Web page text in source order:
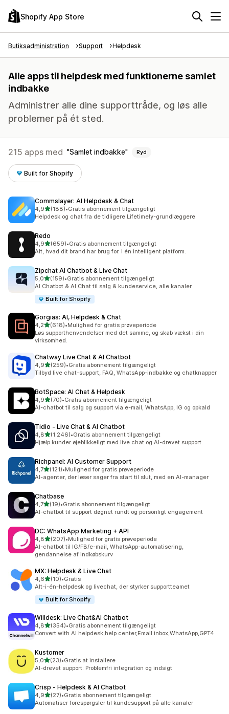
Shopify App Store
Butiksadministration Support Helpdesk
Alle apps til helpdesk med funktionerne samlet
indbakke
Administrer alle dine supporttråde, og løs alle
problemer på ét sted.
215 apps med Samlet indbakke Ryd
Built for Shopify
Commslayer: AI Helpdesk & Chat
4,9ud af 5 stjerner
(188)
188 anmeldelser i alt
•Gratis abonnement tilgængeligt
Helpdesk og chat fra de tidligere Lifetimely-grundlæggere
Redo
4,9ud af 5 stjerner
(659)
659 anmeldelser i alt
•Gratis abonnement tilgængeligt
Alt, hvad dit brand har brug for. I én intelligent platform.
Zipchat AI Chatbot & Live Chat
5,0ud af 5 stjerner
(159)
159 anmeldelser i alt
•Gratis abonnement tilgængeligt
AI Chatbot & AI Chat til salg & kundeservice, alle kanaler
Built for Shopify
Gorgias: AI, Helpdesk & Chat
4,2ud af 5 stjerner
(618)
618 anmeldelser i alt
•Mulighed for gratis prøveperiode
Løs supporthenvendelser med det samme, og skab vækst i din
virksomhed.
Chatway Live Chat & AI Chatbot
4,9ud af 5 stjerner
(259)
259 anmeldelser i alt
•Gratis abonnement tilgængeligt
Tilbyd live chat-support, FAQ, WhatsApp-indbakke og chatknapper
BotSpace: AI Chat & Helpdesk
4,9ud af 5 stjerner
(70)
70 anmeldelser i alt
•Gratis abonnement tilgængeligt
AI-chatbot til salg og support via e-mail, WhatsApp, IG og opkald
Tidio ‑ Live Chat & AI Chatbot
4,8ud af 5 stjerner
(1.246)
1246 anmeldelser i alt
•Gratis abonnement tilgængeligt
Hjælp kunder øjeblikkeligt med live chat og AI-drevet support.
Richpanel: AI Customer Support
4,7ud af 5 stjerner
(121)
121 anmeldelser i alt
•Mulighed for gratis prøveperiode
AI-agenter, der løser sager fra start til slut, med en AI-manager
Chatbase
4,7ud af 5 stjerner
(19)
19 anmeldelser i alt
•Gratis abonnement tilgængeligt
AI-chatbot til support døgnet rundt og personligt engagement
DC: WhatsApp Marketing + API
4,8ud af 5 stjerner
(207)
207 anmeldelser i alt
•Mulighed for gratis prøveperiode
AI-chatbot til IG/FB/e-mail, WhatsApp-automatisering,
gendannelse af indkøbskurv
MX: Helpdesk & Live Chat
4,6ud af 5 stjerner
(10)
10 anmeldelser i alt
•Gratis
Alt-i-én-helpdesk og livechat, der styrker supportteamet
Built for Shopify
Willdesk: Live Chat&AI Chatbot
4,8ud af 5 stjerner
(354)
354 anmeldelser i alt
•Gratis abonnement tilgængeligt
Convert with AI helpdesk,help center,Email inbox,WhatsApp,GPT4
Kustomer
5,0ud af 5 stjerner
(23)
23 anmeldelser i alt
•Gratis at installere
AI-drevet support: Problemfri integration og indsigt
Crisp ‑ Helpdesk & AI Chatbot
4,9ud af 5 stjerner
(27)
27 anmeldelser i alt
•Gratis abonnement tilgængeligt
Automatiser forespørgsler til kundesupport på alle kanaler